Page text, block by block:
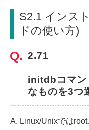
S2.1 インス
ドの使い方)
2.71
initdbコマン
なものを3つ
Linux/Unixではroot